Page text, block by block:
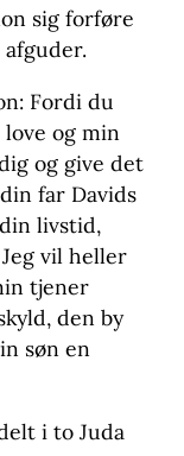
sig forføre
Fordi du
og min
og give det
far Davids
livstid,
vil heller
tjener
den by
søn en
i to Juda